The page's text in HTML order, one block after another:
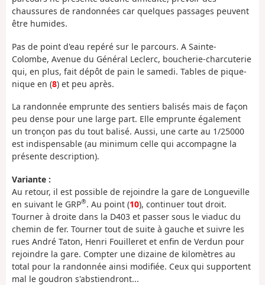
chaussures de randonnées car quelques passages peuvent
être humides.
Pas de point d'eau repéré sur le parcours. A Sainte-
Colombe, Avenue du Général Leclerc, boucherie-charcuterie
qui, en plus, fait dépôt de pain le samedi. Tables de pique-
nique en (8) et peu après.
La randonnée emprunte des sentiers balisés mais de façon
peu dense pour une large part. Elle emprunte également
un tronçon pas du tout balisé. Aussi, une carte au 1/25000
est indispensable (au minimum celle qui accompagne la
présente description).
Variante :
Au retour, il est possible de rejoindre la gare de Longueville
en suivant le GRP®. Au point (10), continuer tout droit.
Tourner à droite dans la D403 et passer sous le viaduc du
chemin de fer. Tourner tout de suite à gauche et suivre les
rues André Taton, Henri Fouilleret et enfin de Verdun pour
rejoindre la gare. Compter une dizaine de kilomètres au
total pour la randonnée ainsi modifiée. Ceux qui supportent
mal le goudron s'abstiendront...